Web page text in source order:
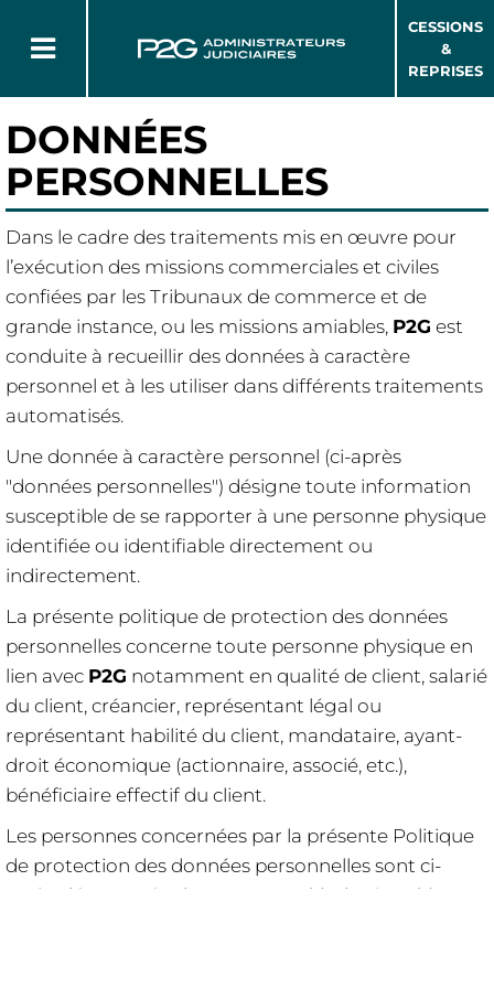
CESSIONS
&
REPRISES
DONNÉES
PERSONNELLES
Dans le cadre des traitements mis en œuvre pour
l’exécution des missions commerciales et civiles
confiées par les Tribunaux de commerce et de
grande instance, ou les missions amiables, P2G est
conduite à recueillir des données à caractère
personnel et à les utiliser dans différents traitements
automatisés.
Une donnée à caractère personnel (ci-après
"données personnelles") désigne toute information
susceptible de se rapporter à une personne physique
identifiée ou identifiable directement ou
indirectement.
La présente politique de protection des données
personnelles concerne toute personne physique en
lien avec P2G notamment en qualité de client, salarié
du client, créancier, représentant légal ou
représentant habilité du client, mandataire, ayant-
droit économique (actionnaire, associé, etc.),
bénéficiaire effectif du client.
Les personnes concernées par la présente Politique
de protection des données personnelles sont ci-
après dénommées les "Personne(s) Physique(s)".